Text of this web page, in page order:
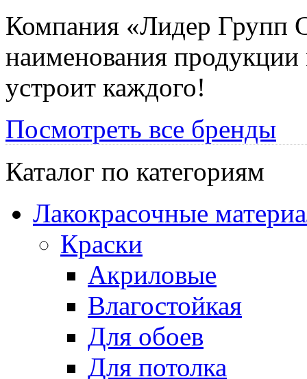
Компания «Лидер Групп
наименования
устроит каждого!
Посмотреть все бренды
Каталог по категориям
Лакокрасочные
Краски
Акриловые
Влагостойкая
Для обоев
Для потолка